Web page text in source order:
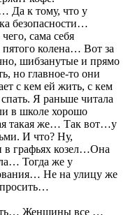
Да к тому, что у
безопасности…
сама себя
пятого колена… Вот за
шибзанутые и прямо
но главное-то они
с кем ей жить, с кем
Я раньше читала
в школе хорошо
такая же… Так вот…у
И что? Ну,
графьях козел…Она
Тогда же у
Не на улицу же
Женщины все …